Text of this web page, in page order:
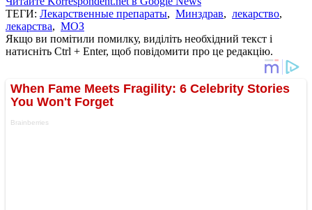
ТЕГИ: Лекарственные препараты, Минздрав, лекарство,
лекарства, МОЗ
Якщо ви помітили помилку, виділіть необхідний текст і
натисніть Ctrl + Enter, щоб повідомити про це редакцію.